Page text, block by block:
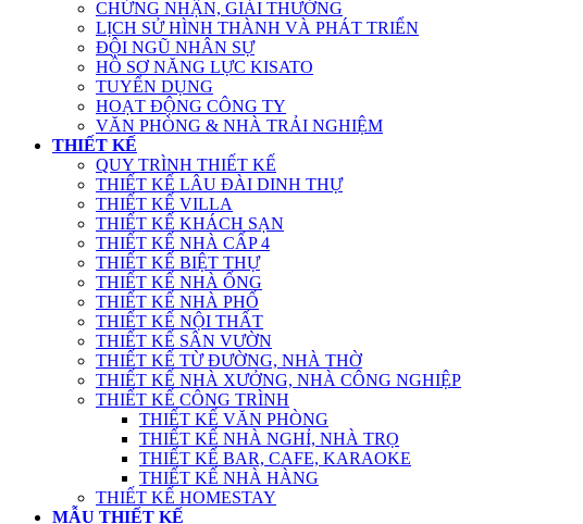
CHỨNG NHẬN, GIẢI THƯỞNG
LỊCH SỬ HÌNH THÀNH VÀ PHÁT TRIỂN
ĐỘI NGŨ NHÂN SỰ
HỒ SƠ NĂNG LỰC KISATO
TUYỂN DỤNG
HOẠT ĐỘNG CÔNG TY
VĂN PHÒNG & NHÀ TRẢI NGHIỆM
THIẾT KẾ
QUY TRÌNH THIẾT KẾ
THIẾT KẾ LÂU ĐÀI DINH THỰ
THIẾT KẾ VILLA
THIẾT KẾ KHÁCH SẠN
THIẾT KẾ NHÀ CẤP 4
THIẾT KẾ BIỆT THỰ
THIẾT KẾ NHÀ ỐNG
THIẾT KẾ NHÀ PHỐ
THIẾT KẾ NỘI THẤT
THIẾT KẾ SÂN VƯỜN
THIẾT KẾ TỪ ĐƯỜNG, NHÀ THỜ
THIẾT KẾ NHÀ XƯỞNG, NHÀ CÔNG NGHIỆP
THIẾT KẾ CÔNG TRÌNH
THIẾT KẾ VĂN PHÒNG
THIẾT KẾ NHÀ NGHỈ, NHÀ TRỌ
THIẾT KẾ BAR, CAFE, KARAOKE
THIẾT KẾ NHÀ HÀNG
THIẾT KẾ HOMESTAY
MẪU THIẾT KẾ